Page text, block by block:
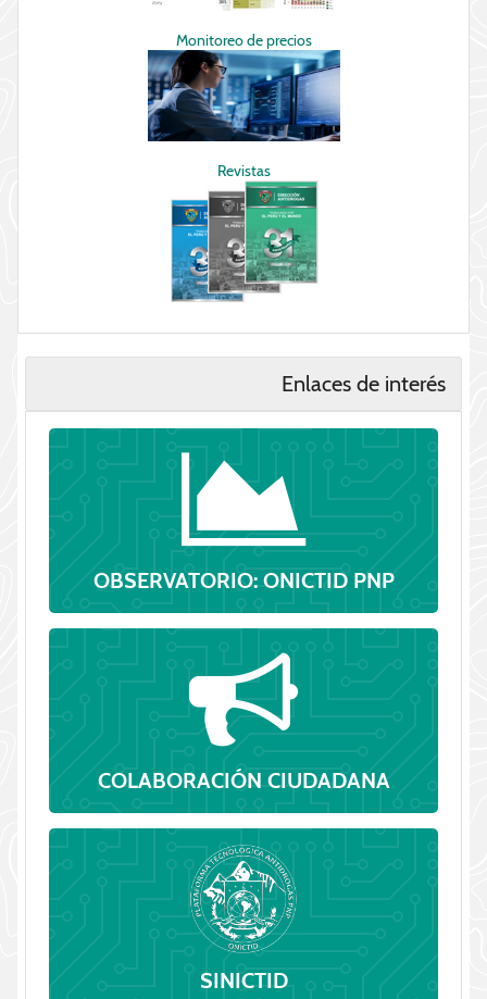
Monitoreo de precios
Revistas
Enlaces de interés
OBSERVATORIO: ONICTID PNP
COLABORACIÓN CIUDADANA
SINICTID